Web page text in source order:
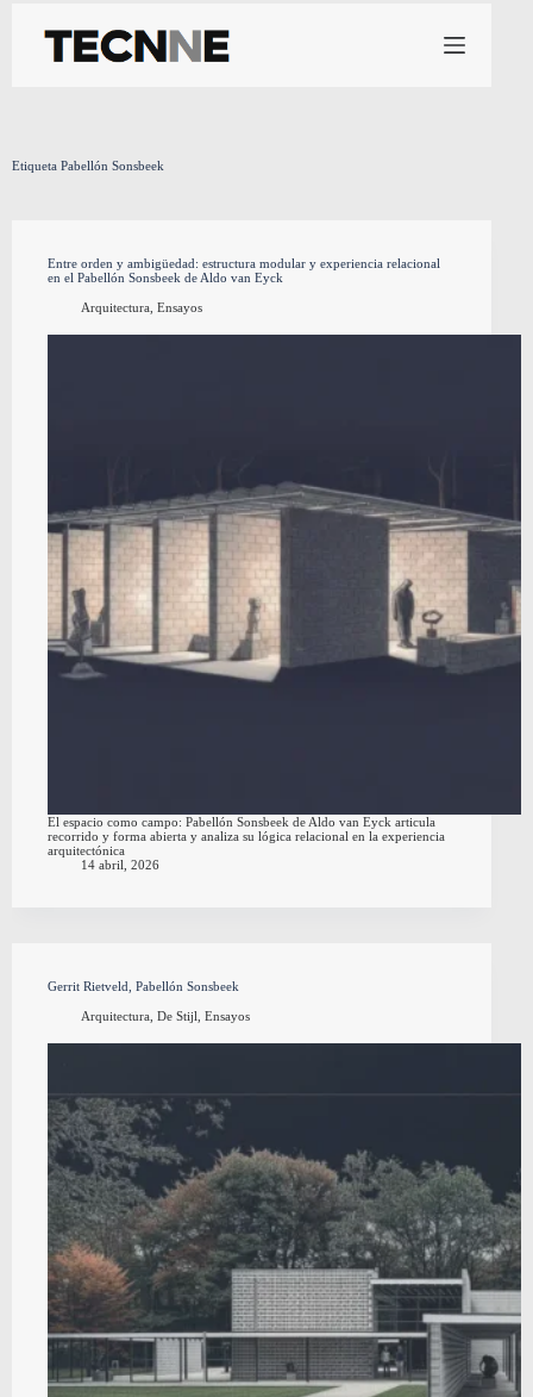
contenido
Etiqueta Pabellón Sonsbeek
Entre orden y ambigüedad: estructura modular y experiencia relacional
en el Pabellón Sonsbeek de Aldo van Eyck
Arquitectura, Ensayos
El espacio como campo: Pabellón Sonsbeek de Aldo van Eyck articula
recorrido y forma abierta y analiza su lógica relacional en la experiencia
arquitectónica
14 abril, 2026
Gerrit Rietveld, Pabellón Sonsbeek
Arquitectura, De Stijl Ensayos